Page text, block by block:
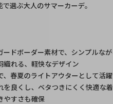
選ぶ大人のサマーカーデ。
ードボーダー素材で、シンプルな
織れる、軽快なデザイン
、春夏のライトアウターとして活躍
を良くし、ベタつきにくく快適な
やすさも確保